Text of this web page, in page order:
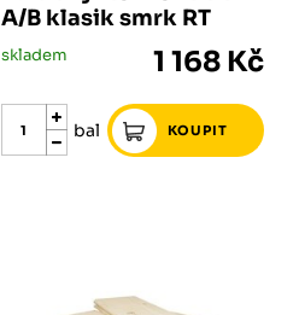
A/B klasik smrk RT
skladem 1 168 Kč
bal